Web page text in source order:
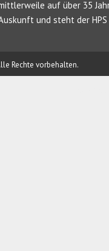
auf über 35
und steht der
Rechte vorbehalten.